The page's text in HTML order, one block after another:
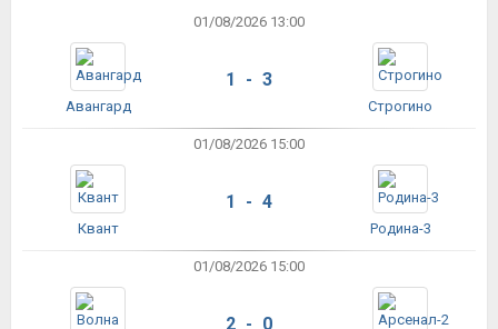
01/08/2026 13:00
Авангард
1 - 3
Строгино
01/08/2026 15:00
Квант
1 - 4
Родина-3
01/08/2026 15:00
2 - 0